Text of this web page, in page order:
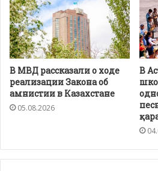
В МВД рассказали о ходе
реализации Закона об
амнистии в Казахстане
05.08.2026
В